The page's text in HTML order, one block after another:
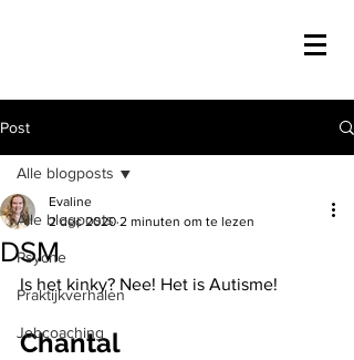
Post
Alle blogposts
Psyche
Praktijkverhalen
Jobcoaching
Alle blogposts
DSM
Evaline
2 dec 2020 2 minuten om te lezen
Is het kinky? Nee! Het is Autisme!
Chantal